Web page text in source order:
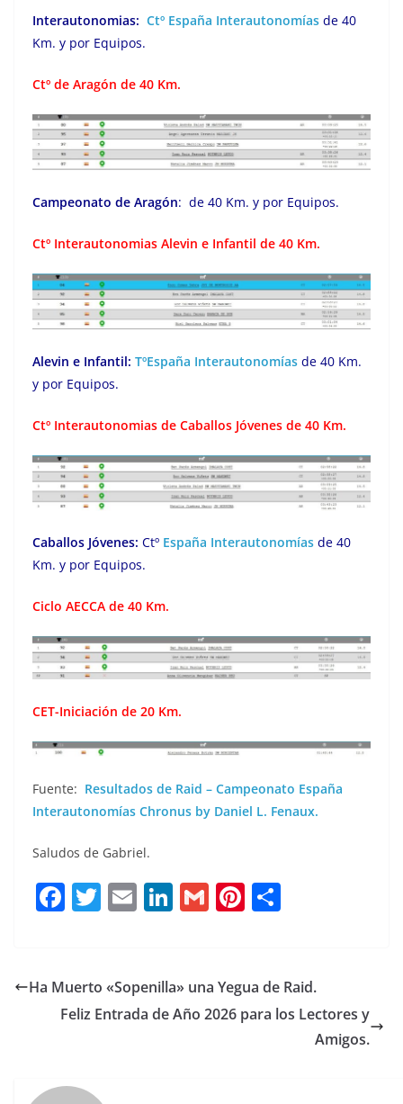
Interautonomias: Ctº España Interautonomías de 40
Km. y por Equipos.
Ctº de Aragón de 40 Km.
Campeonato de Aragón: de 40 Km. y por Equipos.
Ctº Interautonomias Alevin e Infantil de 40 Km.
Alevin e Infantil: TºEspaña Interautonomías de 40 Km.
y por Equipos.
Ctº Interautonomias de Caballos Jóvenes de 40 Km.
Caballos Jóvenes: Ctº España Interautonomías de 40
Km. y por Equipos.
Ciclo AECCA de 40 Km.
CET-Iniciación de 20 Km.
Fuente: Resultados de Raid – Campeonato España
Interautonomías Chronus by Daniel L. Fenaux.
Saludos de Gabriel.
F
e
b
T
te
r
E
l
Li
e
dI
G
l
Pi
re
st
p
a
Ha Muerto «Sopenilla» una Yegua de Raid.
Feliz Entrada de Año 2026 para los Lectores y
Amigos.